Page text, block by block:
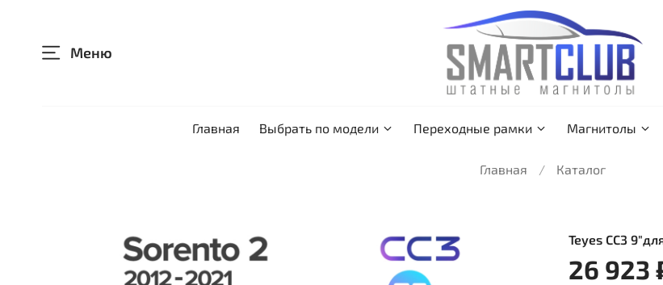
Меню
Главная Выбрать по модели Переходные рамки Магнитолы
Главная Каталог
Teyes CC3
26 923